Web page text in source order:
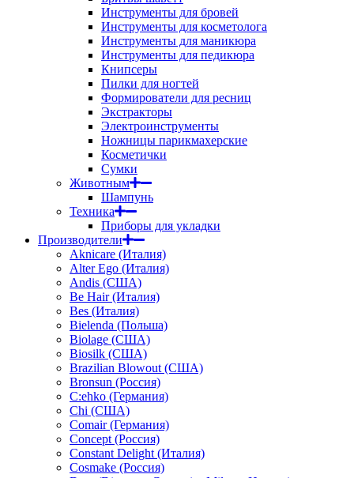
Инструменты для бровей
Инструменты для косметолога
Инструменты для маникюра
Инструменты для педикюра
Книпсеры
Пилки для ногтей
Формирователи для ресниц
Экстракторы
Электроинструменты
Ножницы парикмахерские
Косметички
Сумки
Животным
Шампунь
Техника
Приборы для укладки
Производители
Aknicare (Италия)
Alter Ego (Италия)
Andis (США)
Be Hair (Италия)
Bes (Италия)
Bielenda (Польша)
Biolage (США)
Biosilk (США)
Brazilian Blowout (США)
Bronsun (Россия)
C:ehko (Германия)
Chi (США)
Comair (Германия)
Concept (Россия)
Constant Delight (Италия)
Cosmake (Россия)